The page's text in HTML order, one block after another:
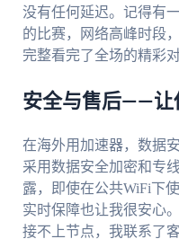
没有任何延迟。记得有
的比赛，网络高峰时段
完整看完了全场的精彩对
安全与售后——让
在海外用加速器，数据
采用数据安全加密和专
露，即使在公共WiFi下
实时保障也让我很安心
接不上节点，我联系了